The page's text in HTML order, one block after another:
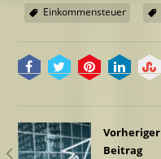
Einkommensteuer
Vorheriger
Beitrag